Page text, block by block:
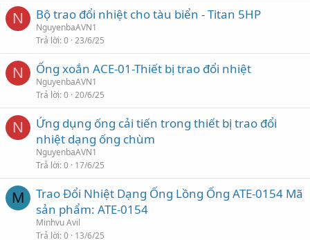
N Bộ trao đổi nhiệt cho tàu biển - Titan 5HP
NguyenbaAVN1
Trả lời 0 23/6/25
N Ống xoắn ACE-01-Thiết bị trao đổi nhiệt
NguyenbaAVN1
Trả lời 0 20/6/25
N
Ứng dụng ống cải tiến trong thiết bị trao đổi
nhiệt dạng ống chùm
NguyenbaAVN1
Trả lời 0 17/6/25
M
Trao Đổi Nhiệt Dạng Ống Lồng Ống ATE-0154 Mã
sản phẩm: ATE-0154
Minhvu Avil
Trả lời 0 13/6/25